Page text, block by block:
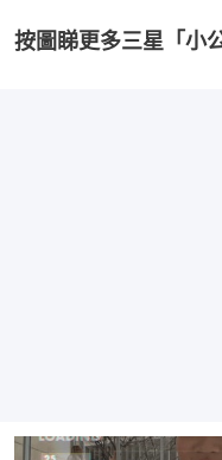
按圖睇更多三星「小